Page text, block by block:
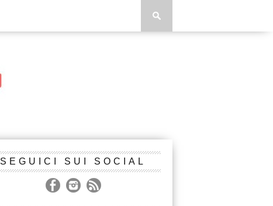
SEGUICI SUI SOCIAL